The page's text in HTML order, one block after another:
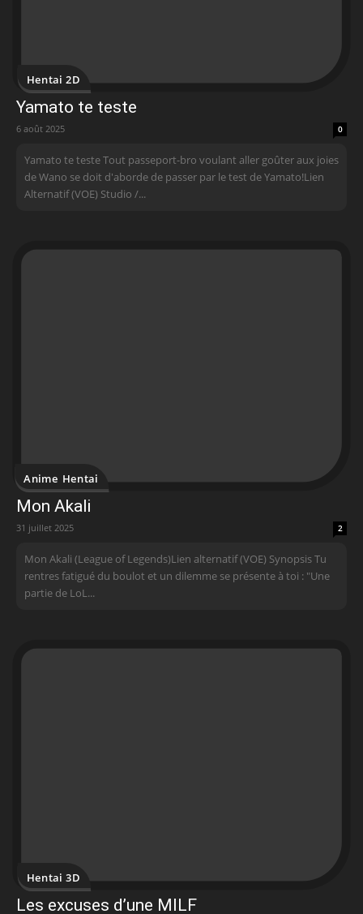
Hentai 2D
Yamato te teste
6 août 2025 0
Yamato te teste Tout passeport-bro voulant aller goûter aux joies
de Wano se doit d'aborde de passer par le test de Yamato!Lien
Alternatif (VOE) Studio /...
Anime Hentai
Mon Akali
31 juillet 2025 2
Mon Akali (League of Legends)Lien alternatif (VOE) Synopsis Tu
rentres fatigué du boulot et un dilemme se présente à toi : "Une
partie de LoL...
Hentai 3D
Les excuses d’une MILF